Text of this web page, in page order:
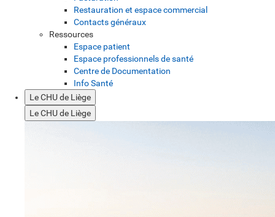
Restauration et espace commercial
Contacts généraux
Ressources
Espace patient
Espace professionnels de santé
Centre de Documentation
Info Santé
Le CHU de Liège
Le CHU de Liège